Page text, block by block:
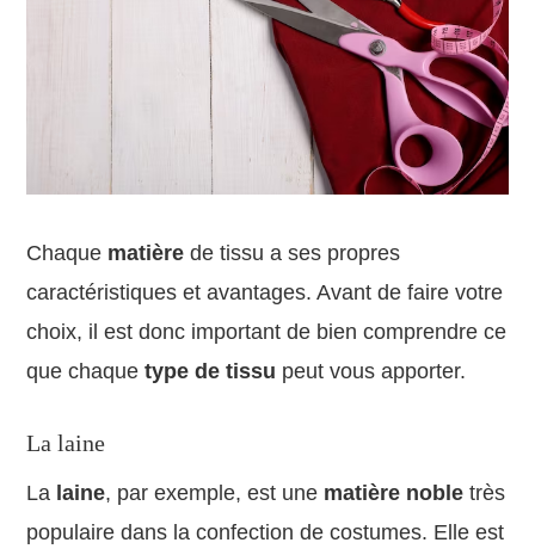
Chaque matièrede tissu a ses propres
caractéristiques et avantages. Avant de faire votre
choix, il est donc important de bien comprendre ce
que chaquetype de tissu peut vous apporter.
La laine
La laine, par exemple, est une matière noble très
populaire dans la confection de costumes. Elle est